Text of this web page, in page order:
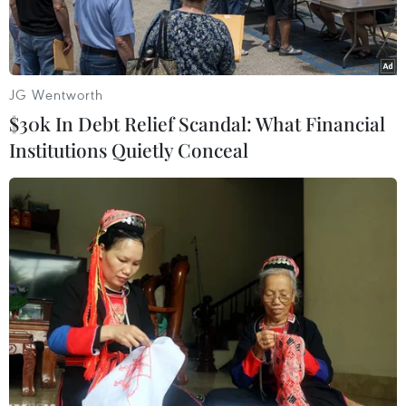
Ngáy ngủ rất phổ biến và xảy ra ở mọi lứa tuổi.
Hầu hết chúng ta nghĩ rằng ngáy khi ngủ là
điều bình thường, nhưng thực tế không phải
như vậy. Ngáy ngủ tiềm ẩn nhiều nguy cơ về
JG Wentworth
$30k In Debt Relief Scandal: What Financial
Institutions Quietly Conceal